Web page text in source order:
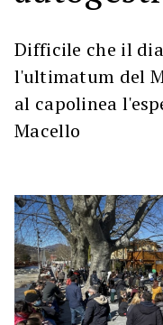
Difficile che il
l'ultimatum del
al capolinea
Macello